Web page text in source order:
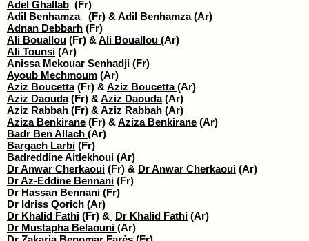
Adel Ghallab (Fr)
Adil Benhamza
(Fr) &Adil Benhamza(Ar)
Adnan Debbarh (Fr)
Ali Bouallou (Fr) &Ali Bouallou (Ar)
Ali Tounsi (Ar)
Anissa Mekouar Senhadji (Fr)
Ayoub Mechmoum (Ar)
Aziz Boucetta(Fr) &Aziz Boucetta(Ar)
Aziz Daouda(Fr) &Aziz Daouda(Ar)
Aziz Rabbah (Fr) &Aziz Rabbah (Ar)
Aziza Benkirane (Fr) &Aziza Benkirane (Ar)
Badr Ben Allach (Ar)
Bargach Larbi (Fr)
Badreddine Aitlekhoui (Ar)
Dr Anwar Cherkaoui (Fr) & Dr Anwar Cherkaoui (Ar)
Dr Az-Eddine Bennani (Fr)
Dr Hassan Bennani (Fr)
Dr Idriss Qorich (Ar)
Dr Khalid Fathi (Fr) & Dr Khalid Fathi (Ar)
Dr Mustapha Belaouni (Ar)